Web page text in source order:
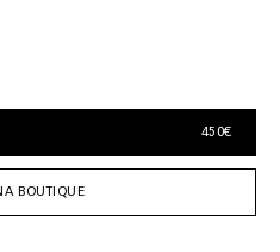
450€
BOUTIQUE